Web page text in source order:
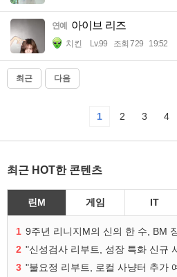
연예 아이브 리즈
치킨 Lv.99 조회 729 19:52
최근 다음
1 2 3 4
최근 HOT한 콘텐츠
린M 게임 IT
1 9주년 리니지M의 신의 한 수, BM
2
3